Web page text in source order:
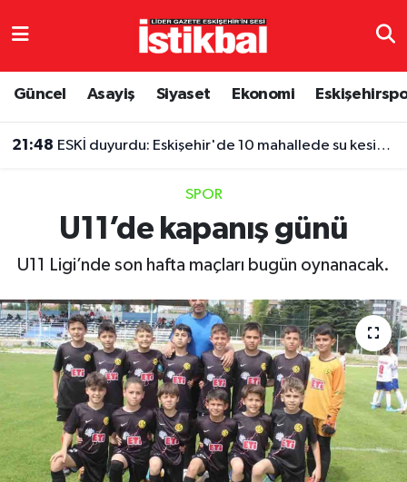
Güncel Asayiş Siyaset Ekonomi
21:48 ESKİ duyurdu: Eskişehir'de 10 mahallede su kesintisi
SPOR
U11’de kapanış günü
U11 Ligi’nde son hafta maçları bugün oynanacak.
Eskişehirspor
Eğitim
Ekonomi
Sağlık
Yaşam
Eskişehir Nöbetçi Eczaneler
Tüm Manşetler
Son Dakika Haberleri
Haber Arşivi